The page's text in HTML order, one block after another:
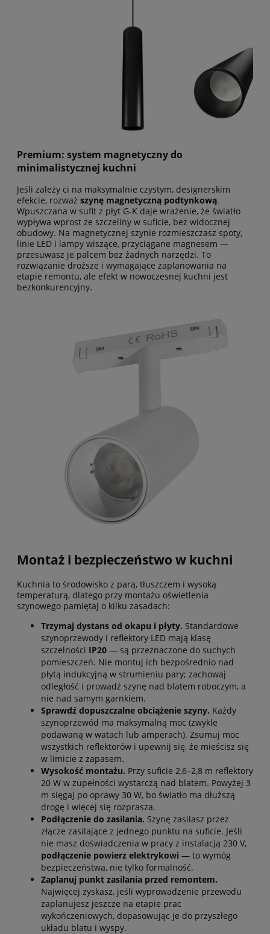
Premium: system magnetyczny do
minimalistycznej kuchni
Jeśli zależy ci na maksymalnie czystym, designerskim
efekcie, rozważ szynę magnetyczną podtynkową.
Wpuszczana w sufit z płyt G-K daje wrażenie, że światło
wypływa wprost ze szczeliny w suficie, bez widocznej
obudowy. Na magnetycznej szynie rozmieszczasz spoty,
linie LED i lampy wiszące, przyciągane magnesem —
przesuwasz je palcem bez żadnych narzędzi. To
rozwiązanie droższe i wymagające zaplanowania na
etapie remontu, ale efekt w nowoczesnej kuchni jest
bezkonkurencyjny.
Montaż i bezpieczeństwo w kuchni
Kuchnia to środowisko z parą, tłuszczem i wysoką
temperaturą, dlatego przy montażu oświetlenia
szynowego pamiętaj o kilku zasadach:
Trzymaj dystans od okapu i płyty. Standardowe
szynoprzewody i reflektory LED mają klasę
szczelności IP20 — są przeznaczone do suchych
pomieszczeń. Nie montuj ich bezpośrednio nad
płytą indukcyjną w strumieniu pary; zachowaj
odległość i prowadź szynę nad blatem roboczym, a
nie nad samym garnkiem.
Sprawdź dopuszczalne obciążenie szyny. Każdy
szynoprzewód ma maksymalną moc (zwykle
podawaną w watach lub amperach). Zsumuj moc
wszystkich reflektorów i upewnij się, że mieścisz się
w limicie z zapasem.
Wysokość montażu. Przy suficie 2,6–2,8 m reflektory
20 W w zupełności wystarczą nad blatem. Powyżej 3
m sięgaj po oprawy 30 W, bo światło ma dłuższą
drogę i więcej się rozprasza.
Podłączenie do zasilania. Szynę zasilasz przez
złącze zasilające z jednego punktu na suficie. Jeśli
nie masz doświadczenia w pracy z instalacją 230 V,
podłączenie powierz elektrykowi — to wymóg
bezpieczeństwa, nie tylko formalność.
Zaplanuj punkt zasilania przed remontem.
Najwięcej zyskasz, jeśli wyprowadzenie przewodu
zaplanujesz jeszcze na etapie prac
wykończeniowych, dopasowując je do przyszłego
układu blatu i wyspy.